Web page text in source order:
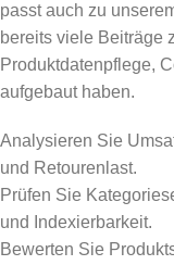
passt auch zu
bereits viele Beiträge
Produktdatenpflege,
aufgebaut haben.
Analysieren Sie
und Retourenlast.
Prüfen Sie
und Indexierbarkeit.
Bewerten Sie